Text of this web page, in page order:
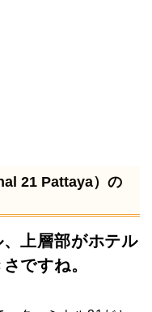
21 Pattaya）の
上層部がホテル
ですね。